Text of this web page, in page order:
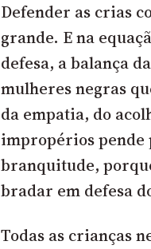
Defender as crias
grande. E na
defesa, a balança
mulheres negras
da empatia, do
impropérios pende
branquitude,
bradar em defesa
Todas as crianças